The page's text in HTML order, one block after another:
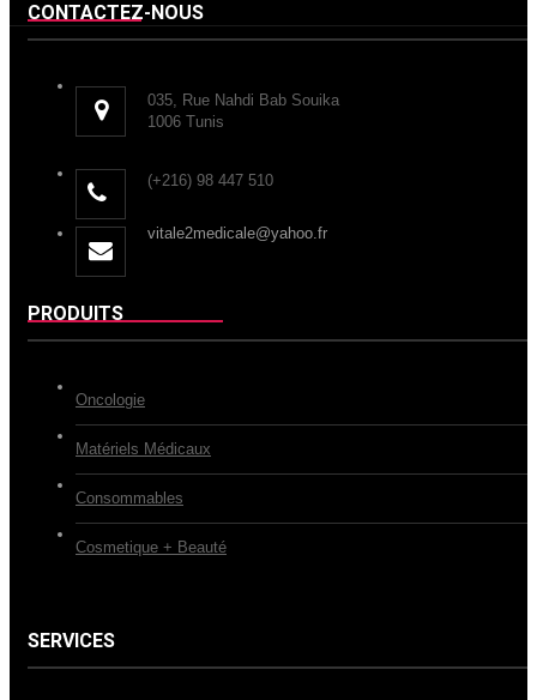
CONTACTEZ-NOUS
035, Rue Nahdi Bab Souika
1006 Tunis
(+216) 98 447 510
vitale2medicale@yahoo.fr
PRODUITS
Oncologie
Matériels Médicaux
Consommables
Cosmetique + Beauté
SERVICES